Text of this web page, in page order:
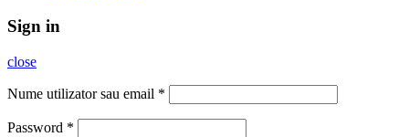
Sign in
close
Nume utilizator sau email *
Password *